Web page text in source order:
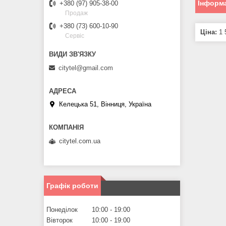
Ціна: 1
+380 (97) 905-38-00
Продаж
+380 (73) 600-10-90
Сервіс
citytel@gmail.com
Келецька 51, Вінниця, Україна
citytel.com.ua
Графік роботи
Понеділок 10:00
19:00
Вівторок
10:00
19:00